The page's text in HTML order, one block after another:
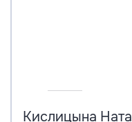
Кислицына